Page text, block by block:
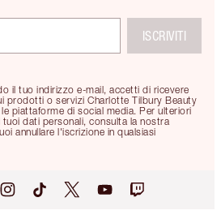
il tuo indirizzo e-mail, accetti di ricevere
prodotti o servizi Charlotte Tilbury Beauty
piattaforme di social media. Per ulteriori
dati personali, consulta la nostra
annullare l'iscrizione in qualsiasi
ISCRIVITI